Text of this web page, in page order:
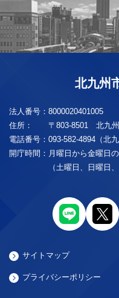
北九州
法人番号： 8000020401005
住所：
〒803-8501 北九
電話番号： 093-582-4894（北
開庁時間： 月曜日から金曜日
（土曜日、日曜日
サイトマップ
プライバシーポリシー